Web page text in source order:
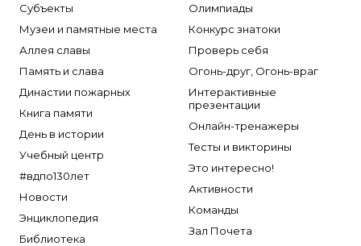
Субъекты
Музеи и памятные места
Аллея славы
Память и слава
Династии пожарных
Книга памяти
День в истории
Учебный центр
#вдпо130лет
Новости
Энциклопедия
Библиотека
Олимпиады
Конкурс знатоки
Проверь себя
Огонь-друг, Огонь-враг
Интерактивные
презентации
Онлайн-тренажеры
Тесты и викторины
Это интересно!
Активности
Команды
Зал Почета